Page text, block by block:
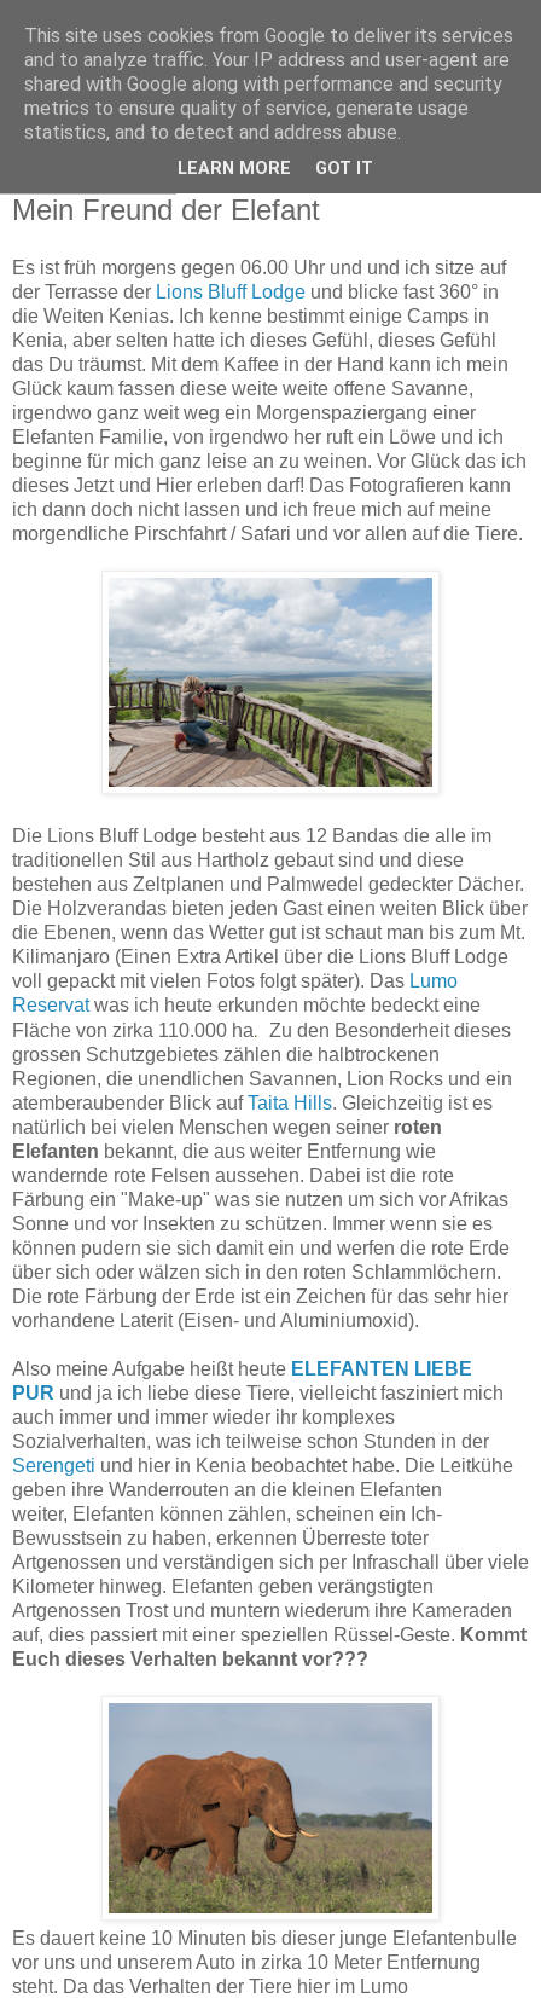
Reiseknipse ... die
Reisewelt im Fotofokus
Mein Freund der Elefant
Es ist früh morgens gegen 06.00 Uhr und und ich sitze auf
der Terrasse der Lions Bluff Lodge und blicke fast 360° in
die Weiten Kenias. Ich kenne bestimmt einige Camps in
Kenia, aber selten hatte ich dieses Gefühl, dieses Gefühl
das Du träumst. Mit dem Kaffee in der Hand kann ich mein
Glück kaum fassen diese weite weite offene Savanne,
irgendwo ganz weit weg ein Morgenspaziergang einer
Elefanten Familie, von irgendwo her ruft ein Löwe und ich
beginne für mich ganz leise an zu weinen. Vor Glück das ich
dieses Jetzt und Hier erleben darf! Das Fotografieren kann
ich dann doch nicht lassen und ich freue mich auf meine
morgendliche Pirschfahrt / Safari und vor allen auf die Tiere.
Die Lions Bluff Lodge besteht aus 12 Bandas die alle im
traditionellen Stil aus Hartholz gebaut sind und diese
bestehen aus Zeltplanen und Palmwedel gedeckter Dächer.
Die Holzverandas bieten jeden Gast einen weiten Blick über
die Ebenen, wenn das Wetter gut ist schaut man bis zum Mt.
Kilimanjaro (Einen Extra Artikel über die Lions Bluff Lodge
voll gepackt mit vielen Fotos folgt später). Das Lumo
Reservatwas ich heute erkunden möchte bedeckt eine
Fläche von zirka 110.000 ha. Zu den Besonderheit dieses
grossen Schutzgebietes zählen die halbtrockenen
Regionen, die unendlichen Savannen, Lion Rocks und ein
atemberaubender Blick aufTaita Hills. Gleichzeitig ist es
natürlich bei vielen Menschen wegen seiner roten
Elefanten bekannt, die aus weiter Entfernung wie
wandernde rote Felsen aussehen. Dabei ist die rote
Färbung ein "Make-up" was sie nutzen um sich vor Afrikas
Sonne und vor Insekten zu schützen. Immer wenn sie es
können pudern sie sich damit ein und werfen die rote Erde
über sich oder wälzen sich in den roten Schlammlöchern.
Die rote Färbung der Erde ist ein Zeichen für das sehr hier
vorhandene Laterit (Eisen- und Aluminiumoxid).
Also meine Aufgabe heißt heute ELEFANTEN LIEBE
PUR und ja ich liebe diese Tiere, vielleicht fasziniert mich
auch immer und immer wieder ihr komplexes
Sozialverhalten, was ich teilweise schon Stunden in der
Serengeti und hier in Kenia beobachtet habe. Die Leitkühe
geben ihre Wanderrouten an die kleinen Elefanten
weiter, Elefanten können zählen, scheinen ein Ich-
Bewusstsein zu haben, erkennen Überreste toter
Artgenossen und verständigen sich per Infraschall über viele
Kilometer hinweg. Elefanten geben verängstigten
Artgenossen Trost und muntern wiederum ihre Kameraden
auf, dies passiert mit einer speziellen Rüssel-Geste. Kommt
Euch dieses Verhalten bekannt vor???
Es dauert keine 10 Minuten bis dieser junge Elefantenbulle
vor uns und unserem Auto in zirka 10 Meter Entfernung
steht. Da das Verhalten der Tiere hier im Lumo
This site uses cookies from Google to deliver its services
and to analyze traffic. Your IP address and user-agent are
shared with Google along with performance and security
metrics to ensure quality of service, generate usage
statistics, and to detect and address abuse.
LEARN MORE GOT IT